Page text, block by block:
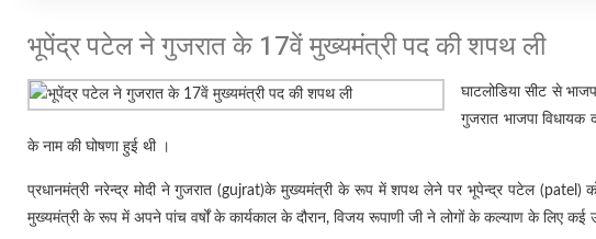
भूपेंद्र पटेल ने गुजरात के 17वें मुख्यमंत्री पद की शपथ ली
घाटलोडिया सीट से
गुजरात भाजपा
के नाम की घोषणा हुई थी ।
प्रधानमंत्री नरेन्द्र मोदी ने गुजरात (gujrat)के मुख्यमंत्री के रूप में शपथ लेने पर भूपेन्द्र पटेल (patel)
मुख्यमंत्री के रूप में अपने पांच वर्षों के कार्यकाल के दौरान, विजय रूपाणी जी ने लोगों के कल्याण के लिए कई